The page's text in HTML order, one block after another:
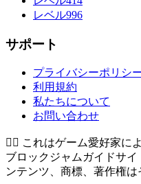
レベル996
サポート
プライバシーポリシ
利用規約
私たちについて
お問い合わせ
👉🏻 これはゲーム愛好家に
ブロックジャムガイドサ
ンテンツ、商標、著作権は